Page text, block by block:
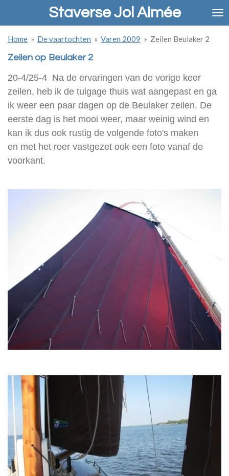
de
hoofdinhoud
Staverse Jol Aimée
Home » De vaartochten » Varen 2009 » Zeilen Beulaker 2
Zeilen op Beulaker 2
20-4/25-4 Na de ervaringen van de vorige keer
zeilen, heb ik de tuigage thuis wat aangepast en ga
ik weer een paar dagen op de Beulaker zeilen. De
eerste dag is het mooi weer, maar weinig wind en
kan ik dus ook rustig de volgende foto's maken
en met het roer vastgezet ook een foto vanaf de
voorkant.